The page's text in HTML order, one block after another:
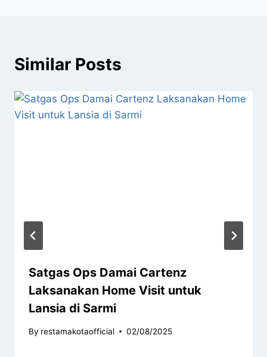
Similar Posts
Satgas Ops Damai Cartenz
Laksanakan Home Visit untuk
Lansia di Sarmi
By restamakotaofficial 02/08/2025